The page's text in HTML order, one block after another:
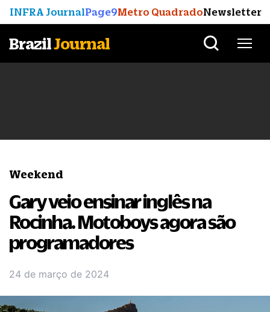
INFRA JournalPage9Metro QuadradoNewsletter
BrazilJournal
Weekend
Gary veio ensinar inglês na
Rocinha. Motoboys agora são
programadores
24 de março de 2024